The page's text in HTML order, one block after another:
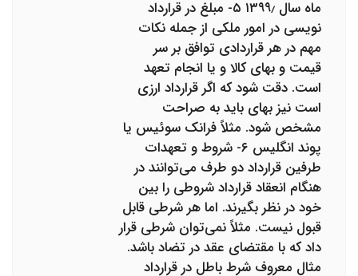
ماه سال ۱۳۹۹٫ ۵- مبلغ در قرارداد
نویسی در امور ملکی از جمله نکات
مهم در هر قراردادی توافق بر سر
قیمت و بهای کالا و یا انجام تعهد
است. دقت شود که اگر قرارداد ارزی
است نیز بهای باید به صراحت
مشخص شود. مثلاً فرانک سوئیس یا
پوند انگلیس ۶- شروط و تعهدات
طرفین قرارداد دو طرف می‌توانند در
هنگام انعقاد قرارداد شروطی را بین
خود در نظر بگیرند. اما هر شرطی قابل
قبول نیست. مثلاً نمی‌توان شرطی قرار
داد که با مقتضای عقد در تضاد باشد.
مثال معروف شرط باطل در قرارداد